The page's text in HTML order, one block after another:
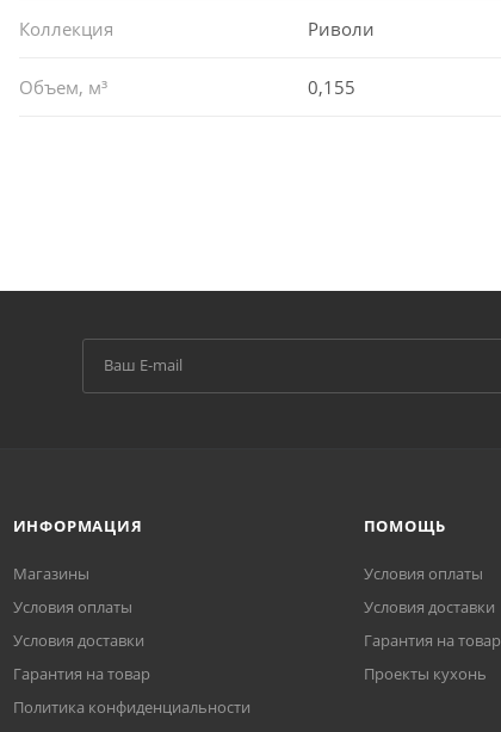
Коллекция Риволи
Объем, м³ 0,155
ИНФОРМАЦИЯ
Магазины
Условия оплаты
Условия доставки
Гарантия на товар
Политика конфиденциальности
ПОМОЩЬ
Условия оплаты
Условия доставки
Гарантия на товар
Проекты кухонь